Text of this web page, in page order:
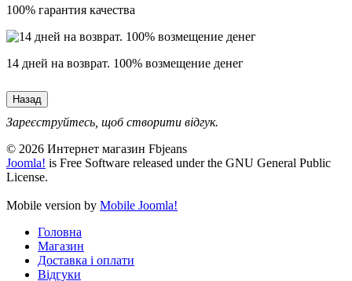
100% гарантия качества
14 дней на возврат. 100% возмещение денег
Зареєструйтесь, щоб створити відгук.
© 2026 Интернет магазин Fbjeans
Joomla! is Free Software released under the GNU General Public
License.
Mobile version by Mobile Joomla!
Головна
Магазин
Доставка і оплати
Відгуки